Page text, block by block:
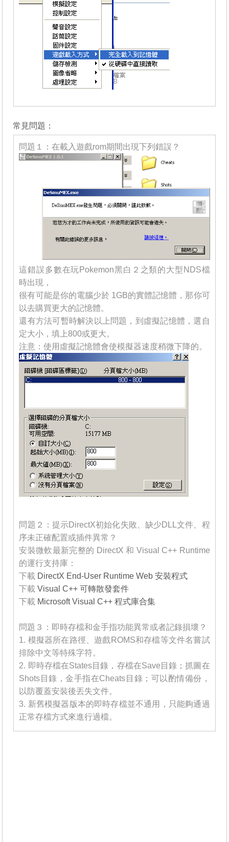
常見問題：
問題１：在載入遊戲rom期間出現下列錯誤？
這錯誤多數在玩Pokemon黑白２之類的大型NDS檔
時出現，
很有可能是你的電腦少於 1GB的實體記憶體，那你可
以去購買更大的記憶體。
還有方法可暫時解決以上問題，到虛擬記憶體，選自
定大小，填上800或更大。
注意：使用虛擬記憶體會使模擬器速度稍微下降的。
問題２：提示DirectX初始化失敗、缺少DLL文件、程
序未正確配置或插件異常？
安裝微軟最新完整的 DirectX 和 Visual C++ Runtime
的運行支持庫：
下載 DirectX End-User Runtime Web 安裝程式
下載Visual C++ 可轉散發套件
下載 Microsoft Visual C++ 程式庫合集
問題３：即時存檔和金手指功能異常或者記錄損壞？
1. 模擬器所在路徑、遊戲ROMS和存檔等文件名嘗試
排除中文等特殊字符。
2. 即時存檔在States目錄，存檔在Save目錄；抓圖在
Shots目錄，金手指在Cheats目錄；可以酌情備份，
以防覆蓋安裝後丟失文件。
3. 新舊模擬器版本的即時存檔並不通用，只能夠通過
正常存檔方式來進行過檔。